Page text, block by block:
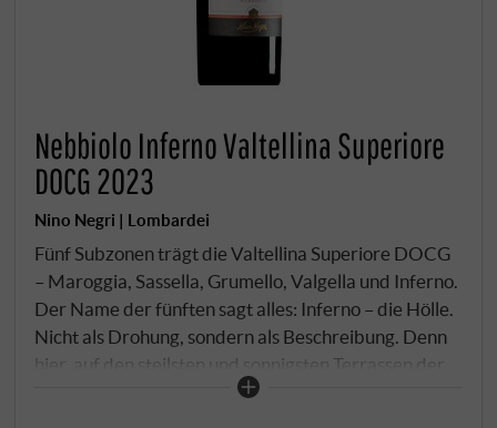
Nebbiolo Inferno Valtellina Superiore
DOCG 2023
Nino Negri | Lombardei
Fünf Subzonen trägt die Valtellina Superiore DOCG
– Maroggia, Sassella, Grumello, Valgella und Inferno.
Der Name der fünften sagt alles: Inferno – die Hölle.
Nicht als Drohung, sondern als Beschreibung. Denn
hier, auf den steilsten und sonnigsten Terrassen der
gesamten Valle, herrscht ein Mikroklima, das in